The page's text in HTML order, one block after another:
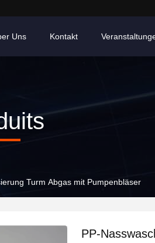
Uns Kontakt
Turm Abgas mit Pumpenbläser
PP-